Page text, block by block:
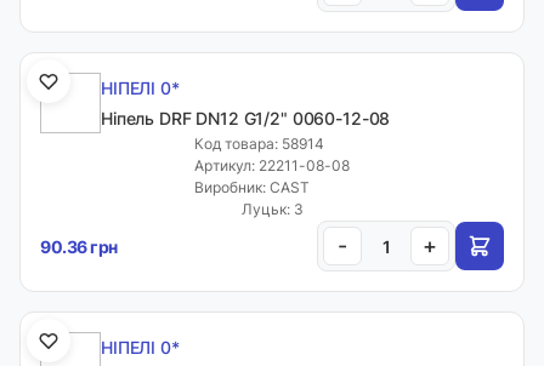
НІПЕЛІ 0*
Ніпель DRF DN12 G1/2" 0060-12-08
Код товара: 58914
Артикул: 22211-08-08
Виробник: CAST
Луцьк: 3
90.36 грн - +
НІПЕЛІ 0*